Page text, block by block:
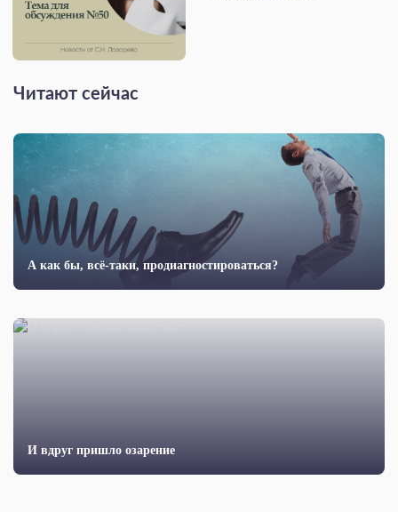
Читают сейчас
А как бы, всё-таки, продиагностироваться?
И вдруг пришло озарение